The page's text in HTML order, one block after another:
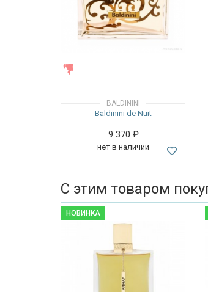
BALDININI
Baldinini de Nuit
9 370 ₽
нет в наличии
С этим товаром
НОВИНКА